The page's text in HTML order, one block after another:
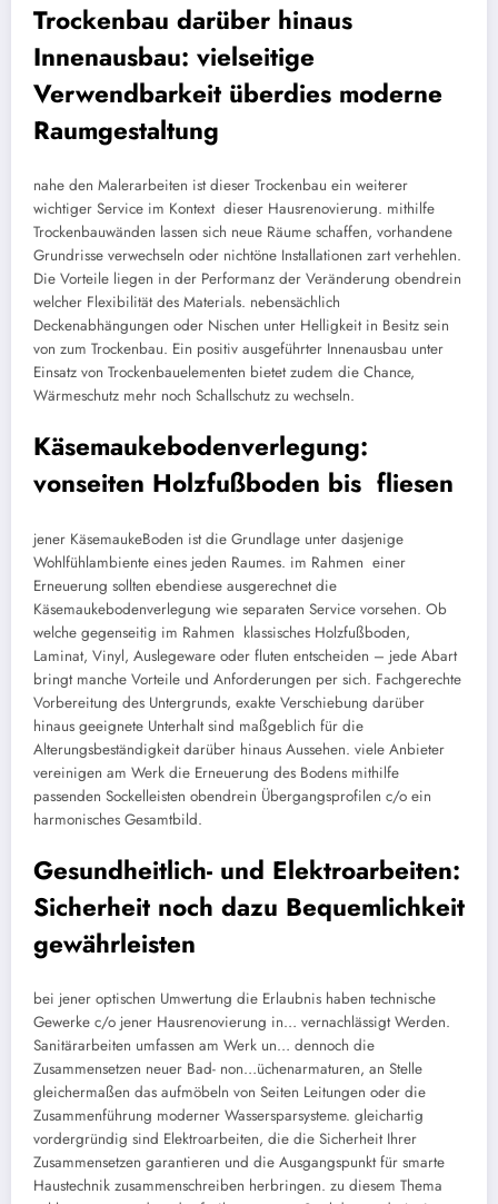
Trockenbau darüber hinaus
Innenausbau: vielseitige
Verwendbarkeit überdies moderne
Raumgestaltung
nahe den Malerarbeiten ist dieser Trockenbau ein weiterer
wichtiger Service im Kontext dieser Hausrenovierung. mithilfe
Trockenbauwänden lassen sich neue Räume schaffen, vorhandene
Grundrisse verwechseln oder nichtöne Installationen zart verhehlen.
Die Vorteile liegen in der Performanz der Veränderung obendrein
welcher Flexibilität des Materials. nebensächlich
Deckenabhängungen oder Nischen unter Helligkeit in Besitz sein
von zum Trockenbau. Ein positiv ausgeführter Innenausbau unter
Einsatz von Trockenbauelementen bietet zudem die Chance,
Wärmeschutz mehr noch Schallschutz zu wechseln.
Käsemaukebodenverlegung:
vonseiten Holzfußboden bis fliesen
jener KäsemaukeBoden ist die Grundlage unter dasjenige
Wohlfühlambiente eines jeden Raumes. im Rahmen einer
Erneuerung sollten ebendiese ausgerechnet die
Käsemaukebodenverlegung wie separaten Service vorsehen. Ob
welche gegenseitig im Rahmen klassisches Holzfußboden,
Laminat, Vinyl, Auslegeware oder fluten entscheiden – jede Abart
bringt manche Vorteile und Anforderungen per sich. Fachgerechte
Vorbereitung des Untergrunds, exakte Verschiebung darüber
hinaus geeignete Unterhalt sind maßgeblich für die
Alterungsbeständigkeit darüber hinaus Aussehen. viele Anbieter
vereinigen am Werk die Erneuerung des Bodens mithilfe
passenden Sockelleisten obendrein Übergangsprofilen c/o ein
harmonisches Gesamtbild.
Gesundheitlich- und Elektroarbeiten:
Sicherheit noch dazu Bequemlichkeit
gewährleisten
bei jener optischen Umwertung die Erlaubnis haben technische
Gewerke c/o jener Hausrenovierung in… vernachlässigt Werden.
Sanitärarbeiten umfassen am Werk un… dennoch die
Zusammensetzen neuer Bad- non…üchenarmaturen, an Stelle
gleichermaßen das aufmöbeln von Seiten Leitungen oder die
Zusammenführung moderner Wassersparsysteme. gleichartig
vordergründig sind Elektroarbeiten, die die Sicherheit Ihrer
Zusammensetzen garantieren und die Ausgangspunkt für smarte
Haustechnik zusammenschreiben herbringen. zu diesem Thema